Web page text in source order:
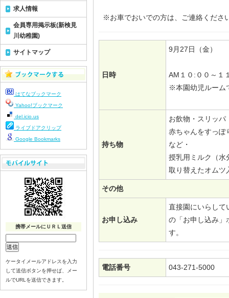
※お車でおいでの方は、ご連絡くださ
日時
9月27日（金）
AM１０:００～１
※本園幼児ルーム
持ち物
お飲物・スリッパ
赤ちゃんをすっぽ
など・
授乳用ミルク（水
取り替えたオムツ
その他
お申し込み
直接園にいらして
の「お申し込み」
す。
電話番号 043-271-5000
求人情報
会員専用掲示板(新検見
川幼稚園)
サイトマップ
はてなブックマーク
Yahoo!ブックマーク
del.icio.us
ライブドアクリップ
Google Bookmarks
携帯メールにＵＲＬ送信
ケータイメールアドレスを入力
して送信ボタンを押せば、メー
ルでURLを送信できます。